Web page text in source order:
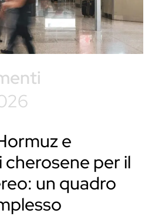
e
cherosene per il
un quadro